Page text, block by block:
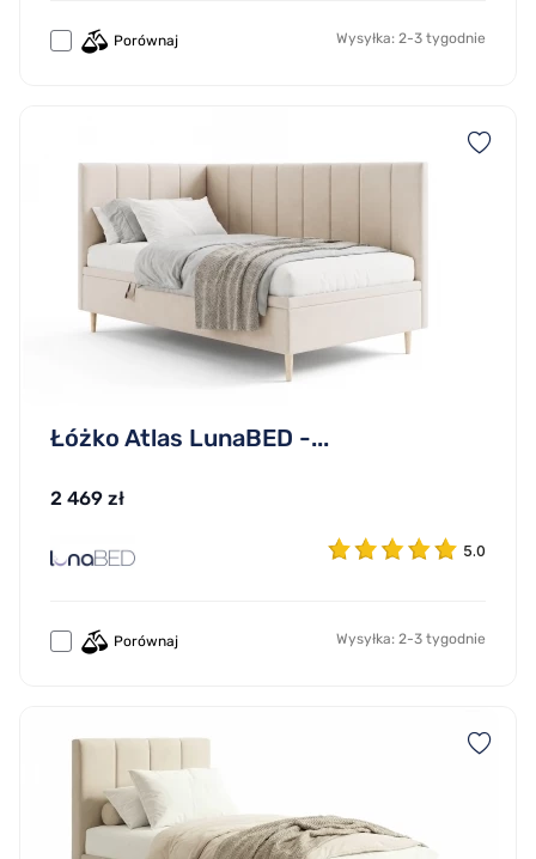
Porównaj Wysyłka: 2-3 tygodnie
Łóżko Atlas LunaBED -...
2 469 zł
5.0
Porównaj Wysyłka: 2-3 tygodnie